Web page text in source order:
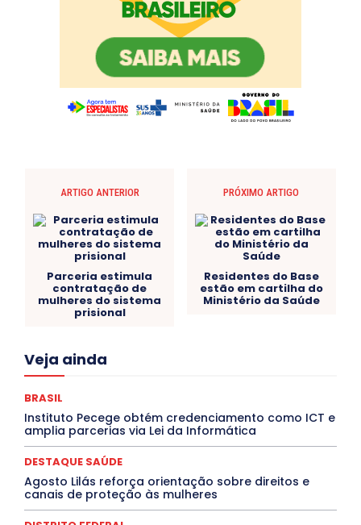
ARTIGO ANTERIOR
Parceria estimula
contratação de
mulheres do sistema
prisional
PRÓXIMO ARTIGO
Residentes do Base
estão em cartilha do
Ministério da Saúde
Veja ainda
Acre
Congressuanas & Esplanadumas
Crônica Política
Cultura e Tal
DANÇA Dengue
Denuncia
DESTAQUE BRASIL
DESTAQUE DF
DESTAQUE SAÚDE
DESTAQUES OUTROS
ELEIÇÕES
EMPREGO E OPORTUNIDADES
ENTORNO
Especial
Espírito Santo
EVENTOS
EXPOSIÇÃO Featured
Febre Amarela
BRASIL
Instituto Pecege obtém credenciamento como ICT e
amplia parcerias via Lei da Informática
DESTAQUE SAÚDE
Agosto Lilás reforça orientação sobre direitos e
canais de proteção às mulheres